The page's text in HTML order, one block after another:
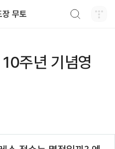
장 무토
주년 기념영